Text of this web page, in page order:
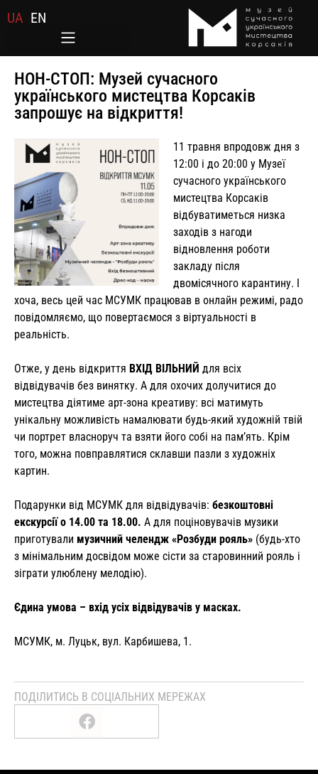
UA EN
НОН-СТОП: Музей сучасного
українського мистецтва Корсаків
запрошує на відкриття!
11 травня впродовж дня з
12:00 і до 20:00 у Музеї
сучасного українського
мистецтва Корсаків
відбуватиметься низка
заходів з нагоди
відновлення роботи
закладу після
двомісячного карантину. І
хоча, весь цей час МСУМК працював в онлайн режимі, радо
повідомляємо, що повертаємося з віртуальності в
реальність.
Отже, у день відкриття ВХІД ВІЛЬНИЙ для всіх
відвідувачів без винятку. А для охочих долучитися до
мистецтва діятиме арт-зона креативу: всі матимуть
унікальну можливість намалювати будь-який художній твій
чи портрет власноруч та взяти його собі на пам’ять. Крім
того, можна повправлятися склавши пазли з художніх
картин.
Подарунки від МСУМК для відвідувачів: безкоштовні
екскурсії о 14.00 та 18.00. А для поціновувачів музики
приготували музичний челендж «Розбуди рояль» (будь-хто
з мінімальним досвідом може сісти за старовинний рояль і
зіграти улюблену мелодію).
Єдина умова – вхід усіх відвідувачів у масках.
МСУМК, м. Луцьк, вул. Карбишева, 1.
ПОДІЛИТИСЬ В СОЦІАЛЬНИХ МЕРЕЖАХ